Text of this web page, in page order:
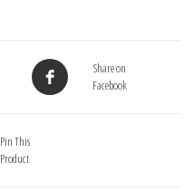
Share on
Facebook
Pin This
Product